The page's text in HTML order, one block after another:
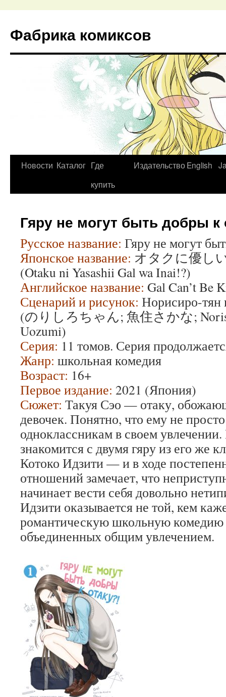
содержимому
Фабрика комиксов
Новости Каталог Где
купить
ИздательствоEnglish
Гяру не могут быть добры к
Русское название: Гяру не могут
Японское название: オタクに優し
(Otaku ni Yasashii Gal wa Inai!?)
Английское название: Gal Can’t Be
Сценарий и рисунок: Норисиро-тян
(のりしろちゃん; 魚住さかな;
Uozumi)
Серия: 11 томов. Серия
Жанр: школьная комедия
Возраст: 16+
Первое издание: 2021 (Япония)
Сюжет: Такуя Сэо — отаку,
девочек. Понятно, что ему не
одноклассникам в своем
знакомится с двумя гяру из его же
Котоко Идзити — и в ходе
отношений замечает, что
начинает вести себя довольно
Идзити оказывается не той, кем
романтическую школьную комедию
объединенных общим увлечением.